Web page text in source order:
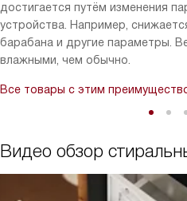
достигается путём изменения
устройства. Например,
барабана и другие параметры.
влажными, чем обычно.
Все товары с этим
Видео обзор